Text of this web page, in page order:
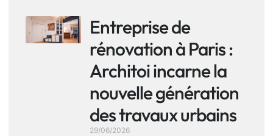
Entreprise de
rénovation à Paris :
Architoi incarne la
nouvelle génération
des travaux urbains
29/06/2026